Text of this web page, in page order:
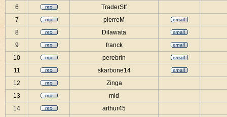
6
TraderStf
7
pierreM
8
Dilawata
9
franck
10
perebrin
11
skarbone14
12
Zinga
13
mid
14
arthur45